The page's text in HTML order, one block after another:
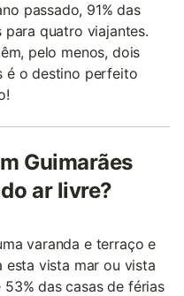
passado, 91% das
quatro viajantes.
pelo menos, dois
é o destino perfeito
Guimarães
ar livre?
varanda e terraço e
esta vista mar ou vista
das casas de férias